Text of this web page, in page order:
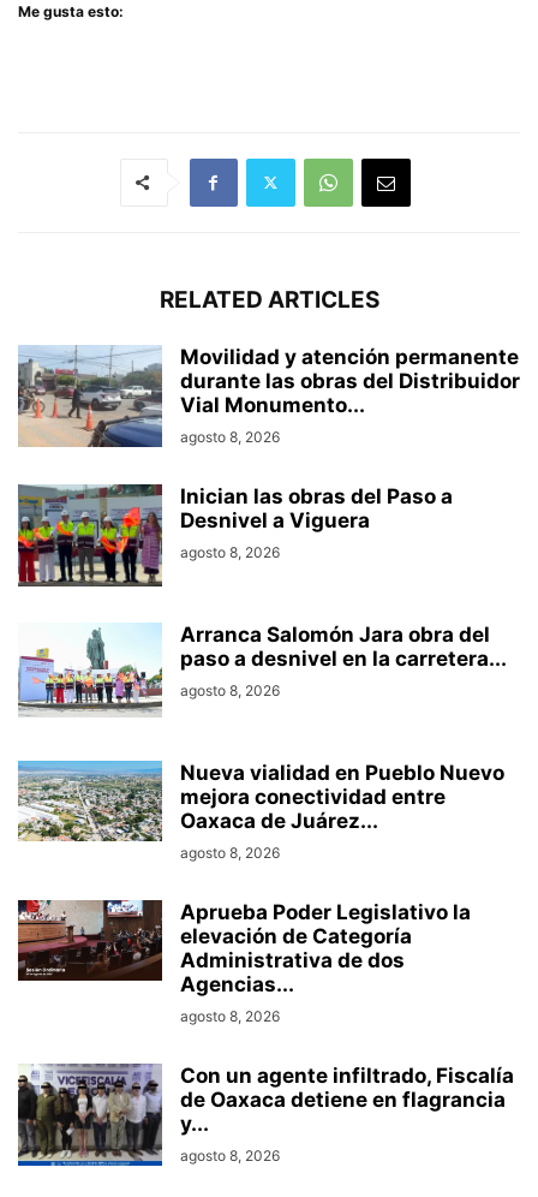
Me gusta esto:
RELATED ARTICLES
Movilidad y atención permanente
durante las obras del Distribuidor
Vial Monumento...
agosto 8, 2026
Inician las obras del Paso a
Desnivel a Viguera
agosto 8, 2026
Arranca Salomón Jara obra del
paso a desnivel en la carretera...
agosto 8, 2026
Nueva vialidad en Pueblo Nuevo
mejora conectividad entre
Oaxaca de Juárez...
agosto 8, 2026
Aprueba Poder Legislativo la
elevación de Categoría
Administrativa de dos
Agencias...
agosto 8, 2026
Con un agente infiltrado, Fiscalía
de Oaxaca detiene en flagrancia
y...
agosto 8, 2026